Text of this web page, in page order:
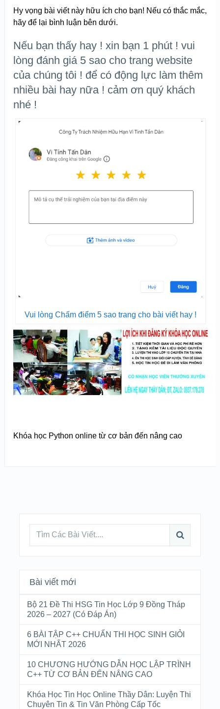
Hy vọng bài viết này hữu ích cho bạn! Nếu có thắc mắc,
hãy để lại bình luận bên dưới.
Nếu bạn thấy hay ! xin bạn 1 phút ! vui
lòng đánh giá 5 sao cho trang website
của chúng tôi ! để có động lực làm thêm
nhiều bài hay nữa ! cảm ơn quý khách
nhé !
Vui lòng Chấm điểm 5 sao trang cho bài viết hay !
Khóa học Python online từ cơ bản đến nâng cao
Bài viết mới
Bộ 21 Đề Thi HSG Tin Học Lớp 9 Đồng Tháp
2026 – 2027 (Có Đáp Án)
6 BÀI TẬP C++ CHUẨN THI HỌC SINH GIỎI
MỚI NHẤT 2026
10 CHƯƠNG HƯỚNG DẪN HỌC LẬP TRÌNH
C++ TỪ CƠ BẢN ĐẾN NÂNG CAO
Khóa Học Tin Học Online Thầy Dân: Luyện Thi
Chuyên Tin & Tin Văn Phòng Cấp Tốc